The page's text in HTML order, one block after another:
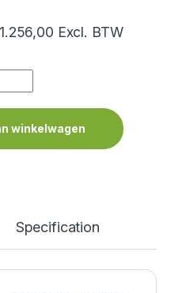
1.256,00 Excl. BTW
winkelwagen
Specification